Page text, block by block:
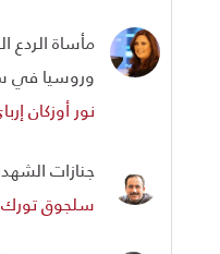
مأساة الردع
وروسيا في
نور أوزكان
جنازات
سلجوق تورك